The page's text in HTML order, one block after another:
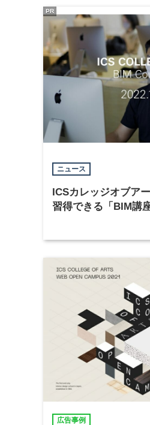
ニュース
ICSカレッジオブア
習得できる「BIM講
PR
広告事例